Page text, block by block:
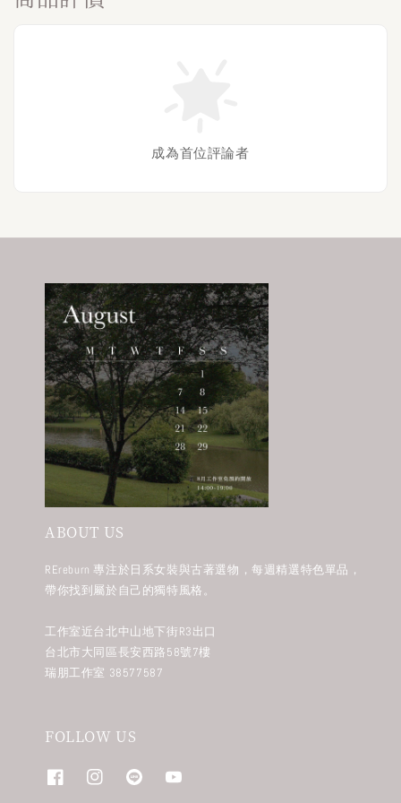
成為首位評論者
ABOUT US
REreburn 專注於日系女裝與古著選物，每週精選特色單品，
帶你找到屬於自己的獨特風格。
工作室近台北中山地下街R3出口
台北市大同區長安西路58號7樓
瑞朋工作室 38577587
FOLLOW US